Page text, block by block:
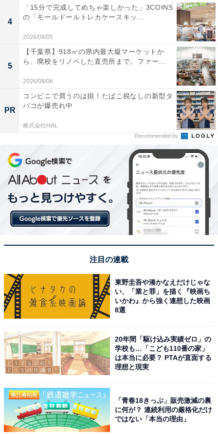
寄せられています。
泉質が非常に良く、トロトロとしたお湯で肌が滑ら
かになる。源泉かけ流しの新鮮なお湯を堪能できま
す。
ドライサウナと露天にある水風呂の温度バランスが
絶妙で、外気浴スペースも自然豊かで「ととのう」
のに最適な環境です。
犬専用の温泉やドッグランが充実しており、ペット
連れでも気兼ねなく温泉地の雰囲気を楽しめます。
アクセス・料金情報は？ 泊まれる？
アクセス
4
「15分で完成してめちゃ楽しかった」3COINS
の「モールドールトレカケースキッ...
2026/08/05
5
【千葉県】918㎡の県内最大級マーケットか
ら、廃校をリノベした直売所まで。ファー...
2026/08/06
PR
コンビニで買うのは損！たばこ税なしの新型タ
バコが爆売れ中
株式会社HAL
Recommended by
注目の連載
東野圭吾や湊かなえだけじゃな
い、「業と罪」を描く『映画ち
いかわ』から強く連想した映画
8選
20年間「駆け込み実績ゼロ」の
学校も…「こども110番の家」
は本当に必要？ PTAが直面する
理想と現実
「青春18きっぷ」販売激減の裏
に何が？ 連続利用の厳格化だけ
ではない「本当の理由」